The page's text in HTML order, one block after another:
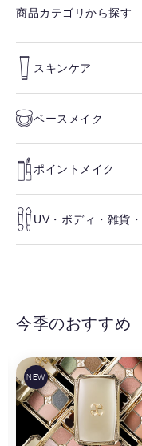
商品カテゴリから探す
スキンケア
ベースメイク
ポイントメイク
UV・ボディ・雑貨
今季のおすすめ